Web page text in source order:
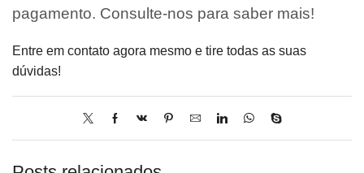
pagamento. Consulte-nos para saber mais!
Entre em contato agora mesmo e tire todas as suas
dúvidas!